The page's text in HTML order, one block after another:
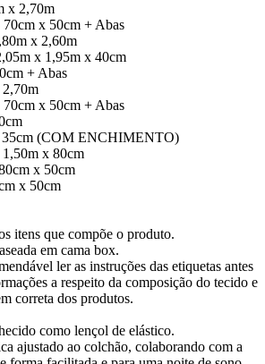
x 2,70m
70cm x 50cm + Abas
x 2,60m
x 1,95m x 40cm
+ Abas
70cm x 50cm + Abas
35cm (COM ENCHIMENTO)
x 80cm
x 50cm
x 50cm
itens que compõe o produto.
em cama box.
ler as instruções das etiquetas antes
a respeito da composição do tecido e
correta dos produtos.
como lençol de elástico.
ajustado ao colchão, colaborando com a